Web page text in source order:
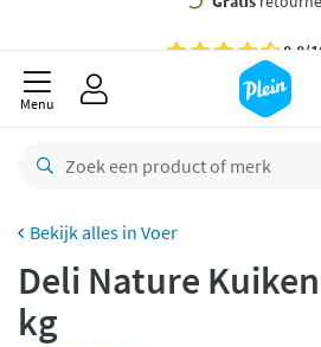
Bestelling uiterlijk
Betaal met
Menu
Voer
Deli Nature
kg